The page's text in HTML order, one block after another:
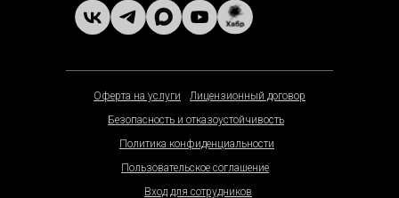
Оферта на услуги
Лицензионный договор
Безопасность и отказоустойчивость
Политика конфиденциальности
Пользовательское соглашение
Вход для сотрудников